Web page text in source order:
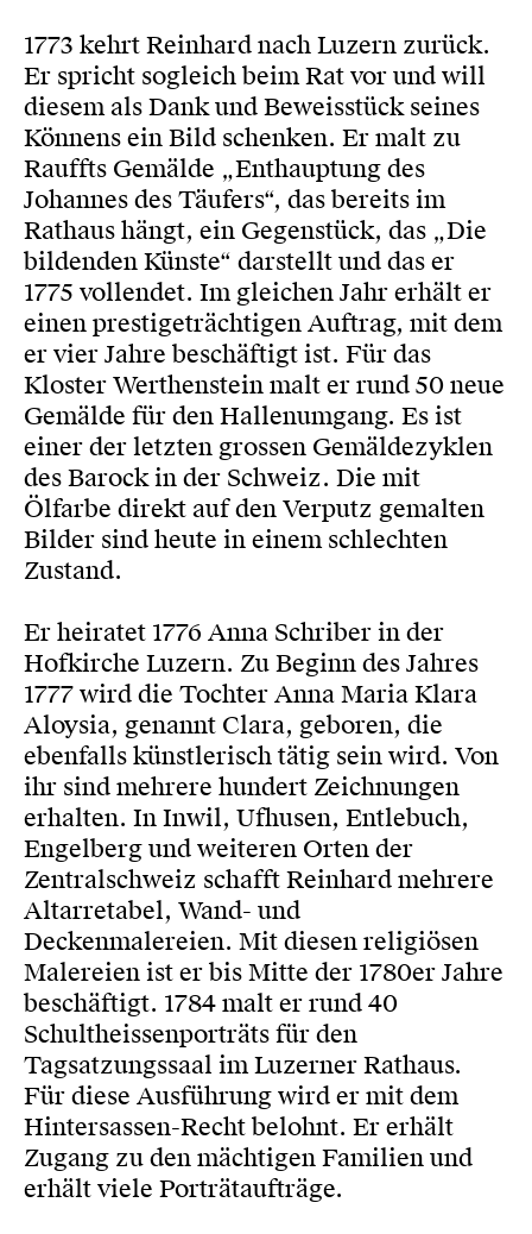
1773 kehrt Reinhard nach Luzern zurück.
Er spricht sogleich beim Rat vor und will
diesem als Dank und Beweisstück seines
Könnens ein Bild schenken. Er malt zu
Rauffts Gemälde „Enthauptung des
Johannes des Täufers“, das bereits im
Rathaus hängt, ein Gegenstück, das „Die
bildenden Künste“ darstellt und das er
1775 vollendet. Im gleichen Jahr erhält er
einen prestigeträchtigen Auftrag, mit dem
er vier Jahre beschäftigt ist. Für das
Kloster Werthenstein malt er rund 50 neue
Gemälde für den Hallenumgang. Es ist
einer der letzten grossen Gemäldezyklen
des Barock in der Schweiz. Die mit
Ölfarbe direkt auf den Verputz gemalten
Bilder sind heute in einem schlechten
Zustand.
Er heiratet 1776 Anna Schriber in der
Hofkirche Luzern. Zu Beginn des Jahres
1777 wird die Tochter Anna Maria Klara
Aloysia, genannt Clara, geboren, die
ebenfalls künstlerisch tätig sein wird. Von
ihr sind mehrere hundert Zeichnungen
erhalten. In Inwil, Ufhusen, Entlebuch,
Engelberg und weiteren Orten der
Zentralschweiz schafft Reinhard mehrere
Altarretabel, Wand- und
Deckenmalereien. Mit diesen religiösen
Malereien ist er bis Mitte der 1780er Jahre
beschäftigt. 1784 malt er rund 40
Schultheissenporträts für den
Tagsatzungssaal im Luzerner Rathaus.
Für diese Ausführung wird er mit dem
Hintersassen-Recht belohnt. Er erhält
Zugang zu den mächtigen Familien und
erhält viele Porträtaufträge.